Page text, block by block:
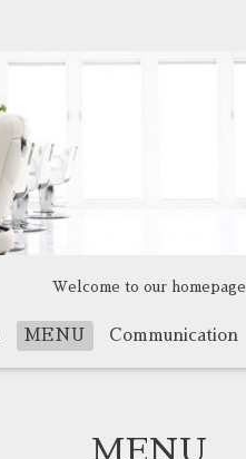
Welcome to our homepage
MENU Communication
MENU